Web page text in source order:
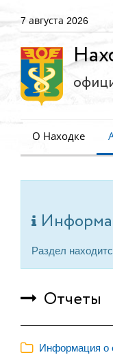
7 августа 2026
О Находке
Раздел
Отчеты
Информация о